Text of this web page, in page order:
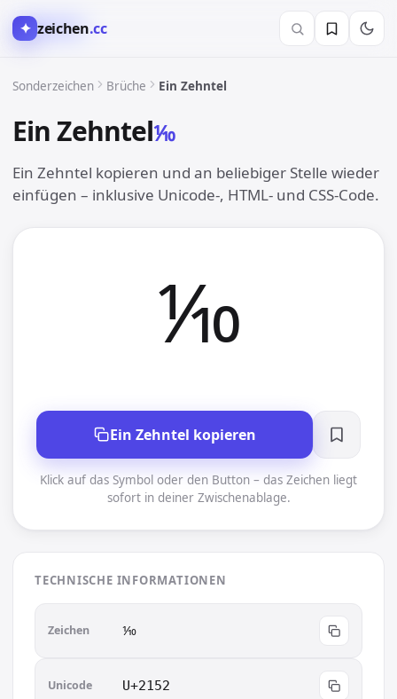
✦ zeichen.cc
Sonderzeichen Brüche Ein Zehntel
Ein Zehntel⅒︎
Ein Zehntel kopieren und an beliebiger Stelle wieder
einfügen – inklusive Unicode-, HTML- und CSS-Code.
½︎ Brüche
⅒︎
Ein Zehntel kopieren
Klick auf das Symbol oder den Button – das Zeichen liegt
sofort in deiner Zwischenablage.
TECHNISCHE INFORMATIONEN
Zeichen ⅒︎
Unicode U+2152